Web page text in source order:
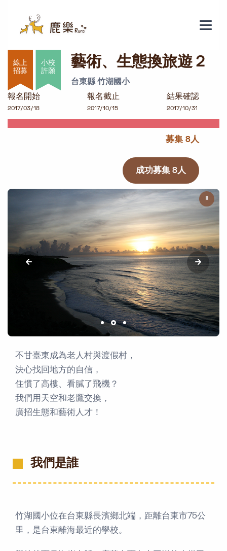
藝術、生態換旅遊２
小校
許願
藝術、生態換旅遊２
台東縣 竹湖國小
報名開始
2017/03/18
報名截止
2017/10/15
結果確認
2017/10/31
募集 8人
成功募集 8人
不甘臺東成為老人村與渡假村，
決心找回地方的自信，
住慣了高樓、看膩了飛機？
我們用天空和老鷹交換，
廣招生態和藝術人才！
我們是誰
竹湖國小位在台東縣長濱鄉北端，距離台東市75公
里，是台東離海最近的學校。